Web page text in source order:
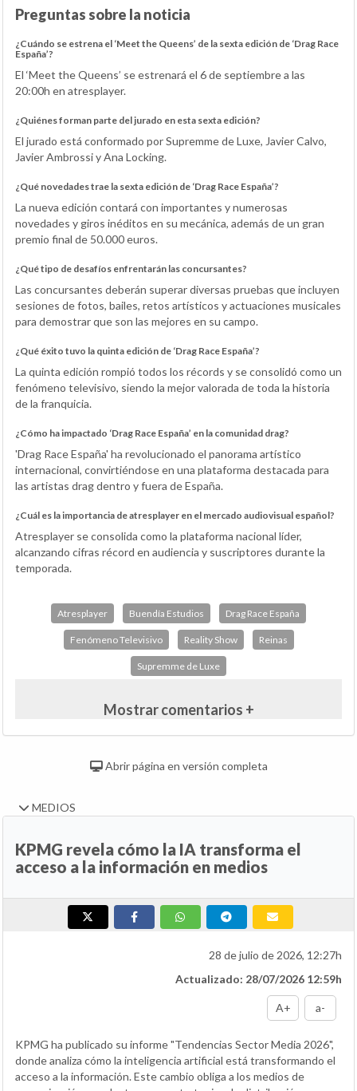
Preguntas sobre la noticia
¿Cuándo se estrena el ‘Meet the Queens’ de la sexta edición de ‘Drag Race
España’?
El ‘Meet the Queens’ se estrenará el 6 de septiembre a las
20:00h en atresplayer.
¿Quiénes forman parte del jurado en esta sexta edición?
El jurado está conformado por Supremme de Luxe, Javier Calvo,
Javier Ambrossi y Ana Locking.
¿Qué novedades trae la sexta edición de ‘Drag Race España’?
La nueva edición contará con importantes y numerosas
novedades y giros inéditos en su mecánica, además de un gran
premio final de 50.000 euros.
¿Qué tipo de desafíos enfrentarán las concursantes?
Las concursantes deberán superar diversas pruebas que incluyen
sesiones de fotos, bailes, retos artísticos y actuaciones musicales
para demostrar que son las mejores en su campo.
¿Qué éxito tuvo la quinta edición de ‘Drag Race España’?
La quinta edición rompió todos los récords y se consolidó como un
fenómeno televisivo, siendo la mejor valorada de toda la historia
de la franquicia.
¿Cómo ha impactado ‘Drag Race España’ en la comunidad drag?
'Drag Race España' ha revolucionado el panorama artístico
internacional, convirtiéndose en una plataforma destacada para
las artistas drag dentro y fuera de España.
¿Cuál es la importancia de atresplayer en el mercado audiovisual español?
Atresplayer se consolida como la plataforma nacional líder,
alcanzando cifras récord en audiencia y suscriptores durante la
temporada.
Atresplayer Buendía Estudios Drag Race España
Fenómeno Televisivo Reality Show Reinas
Supremme de Luxe
Mostrar comentarios +
Abrir página en versión completa
MEDIOS
KPMG revela cómo la IA transforma el
acceso a la información en medios
28 de julio de 2026, 12:27h
Actualizado: 28/07/2026 12:59h
A+ a-
KPMG ha publicado su informe "Tendencias Sector Media 2026",
donde analiza cómo la inteligencia artificial está transformando el
acceso a la información. Este cambio obliga a los medios de